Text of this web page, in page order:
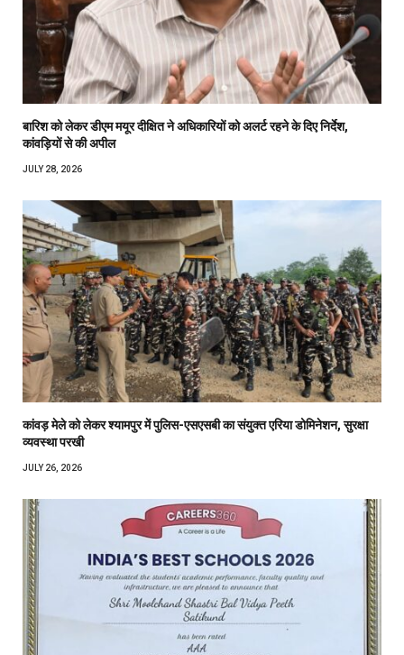
बारिश को लेकर डीएम मयूर दीक्षित ने अधिकारियों को अलर्ट रहने के दिए निर्देश,
कांवड़ियों से की अपील
JULY 28, 2026
कांवड़ मेले को लेकर श्यामपुर में पुलिस-एसएसबी का संयुक्त एरिया डोमिनेशन, सुरक्षा
व्यवस्था परखी
JULY 26, 2026